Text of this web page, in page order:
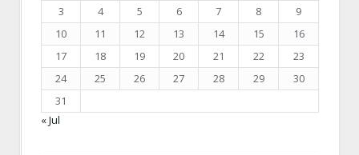
3
4 5 6 7 8
9
10
11 12 13 14 15
16
17
18 19 20 21 22
23
24
25 26 27 28 29
30
31
« Jul